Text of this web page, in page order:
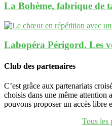
La Bohème, fabrique de
Labopéra Périgord. Les
Club des partenaires
C’est grâce aux partenariats
choisis dans une même attention
pouvons proposer un accès libre
Tous les